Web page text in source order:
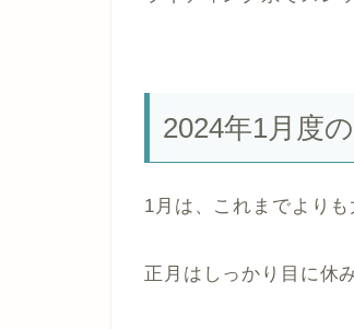
2024年1月度
1月は、これまでより
正月はしっかり目に休